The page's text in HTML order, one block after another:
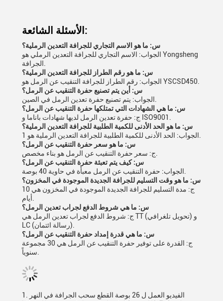
الأسئلة الشائعة:
س: ما هو الاسم التجاري للجرافة التعدين الرملية؟
الجواب: الاسم التجاري للجرافة التعدين الرملي هو Yongsheng
س: ما هو رقم الطراز للجرافة التعدين الرملية؟
الجواب: رقم الطراز للجرافة التنقيب عن الرمل هو YSCSD450.
س: أين يتم تصنيع حفرة التنقيب عن الرمل؟
س: ما هي الشهادات التي تمتلكها حفرة التنقيب عن الرمل؟
ج: حفرة تعدين الرمل لديها شهادات باناما و ISO9001.
س: ما هو الحد الأدنى للكمية الطلبية للجرافة التعدين الرملية؟
س: ما هو سعر حفرة التنقيب عن الرمل؟
س: كيف يتم تعبئة حفرة التنقيب عن الرمل؟
س: ما هو وقت التسليم للجرافة الجديدة الموجودة في المخزون؟
ج: مدة التسليم للجرافة الجديدة الموجودة في المخزون هي 10
س: ما هي شروط الدفع لجراب تعدين الرمل؟
ج: شروط الدفع لجراب تعدين الرمل هي TT (تحويل تلغرافي) و
LC (رسالة ائتمان).
س: ما هي قدرة إمداد حفرة التنقيب عن الرمل؟
ج: القدرة على توفير حفرة التنقيب عن الرمل هي 30 مجموعة
1. الفيديو العمل ل 26 بوصة القطع سحب الجرافة في النهر